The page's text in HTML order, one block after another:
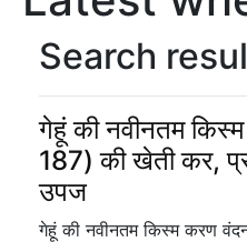
Search
गेहूं की नवीनतम
187) की खेती कर,
उपज
गेहूं की नवीनतम किस्म करण